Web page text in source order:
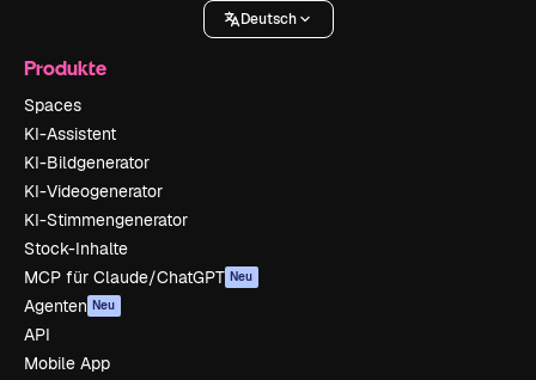
Deutsch
Produkte
Spaces
KI-Assistent
KI-Bildgenerator
KI-Videogenerator
KI-Stimmengenerator
Stock-Inhalte
MCP für Claude/ChatGPT Neu
Agenten Neu
API
Mobile App